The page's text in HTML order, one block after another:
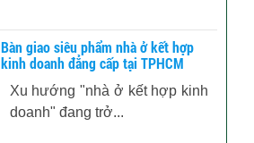
Bàn giao siêu phẩm nhà ở kết hợp
kinh doanh đẳng cấp tại TPHCM
Xu hướng "nhà ở kết hợp kinh
doanh" đang trở...